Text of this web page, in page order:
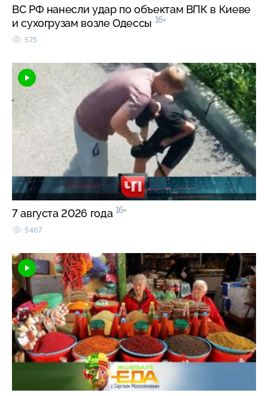
ВС РФ нанесли удар по объектам ВПК в Киеве
и сухогрузам возле Одессы 16+
575
7 августа 2026 года 16+
5467